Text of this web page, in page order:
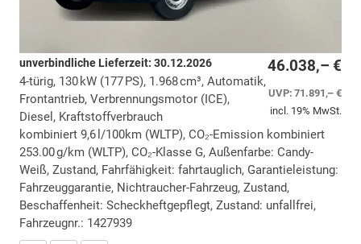
46.038,– €
UVP:71.891,– €
incl. 19% MwSt.
unverbindliche Lieferzeit: 30.12.2026
4-türig, 130 kW (177 PS), 1.968 cm³, Automatik,
Frontantrieb, Verbrennungsmotor (ICE),
Diesel, Kraftstoffverbrauch
kombiniert 9,6 l/100km (WLTP), CO₂-Emission kombiniert
253.00 g/km (WLTP), CO₂-Klasse G, Außenfarbe: Candy-
Weiß, Zustand, Fahrfähigkeit: fahrtauglich, Garantieleistung:
Fahrzeuggarantie, Nichtraucher-Fahrzeug, Zustand,
Beschaffenheit: Scheckheftgepflegt, Zustand: unfallfrei,
Fahrzeugnr.: 1427939